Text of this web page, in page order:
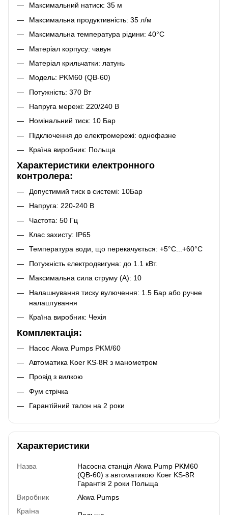
Максимальний натиск: 35 м
Максимальна продуктивність: 35 л/м
Максимальна температура рідини: 40°C
Матеріал корпусу: чавун
Матеріал крильчатки: латунь
Модель: PKM60 (QB-60)
Потужність: 370 Вт
Напруга мережі: 220/240 В
Номінальний тиск: 10 Бар
Підключення до електромережі: однофазне
Країна виробник: Польща
Характеристики електронного
контролера:
Допустимий тиск в системі: 10Бар
Напруга: 220-240 В
Частота: 50 Гц
Клас захисту: IP65
Температура води, що перекачується: +5°C...+60°C
Потужність єлектродвигуна: до 1.1 кВт.
Максимальна сила струму (А): 10
Налашнування тиску вулючення: 1.5 Бар або ручне
налаштування
Країна виробник: Чехія
Комплектація:
Насос Akwa Pumps PKM/60
Автоматика Koer KS-8R з манометром
Провід з вилкою
Фум стрічка
Гарантійний талон на 2 роки
Характеристики
Назва
Насосна станція Akwa Pump PKM60
(QB-60) з автоматикою Koer KS-8R
Гарантія 2 роки Польща
Виробник
Akwa Pumps
Країна